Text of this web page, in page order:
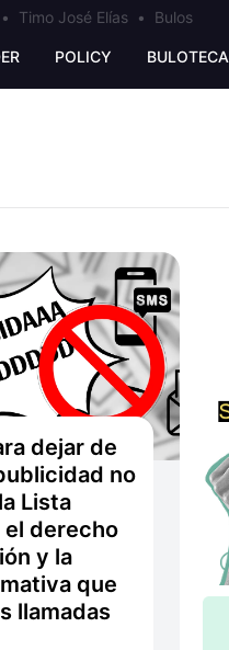
• Timo José Elías• Bulos
POLICY BULOTECA
dejar de
no
Lista
el derecho
y la
que
llamadas